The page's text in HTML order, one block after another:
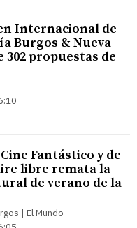
Internacional de
Burgos & Nueva
302 propuestas de
Fantástico y de
libre remata la
de verano de la
| El Mundo